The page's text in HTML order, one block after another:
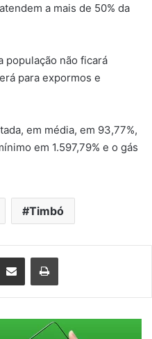
a mais de 50% da
população não ficará
para expormos e
em média, em 93,77%,
em 1.597,79% e o gás
Timbó